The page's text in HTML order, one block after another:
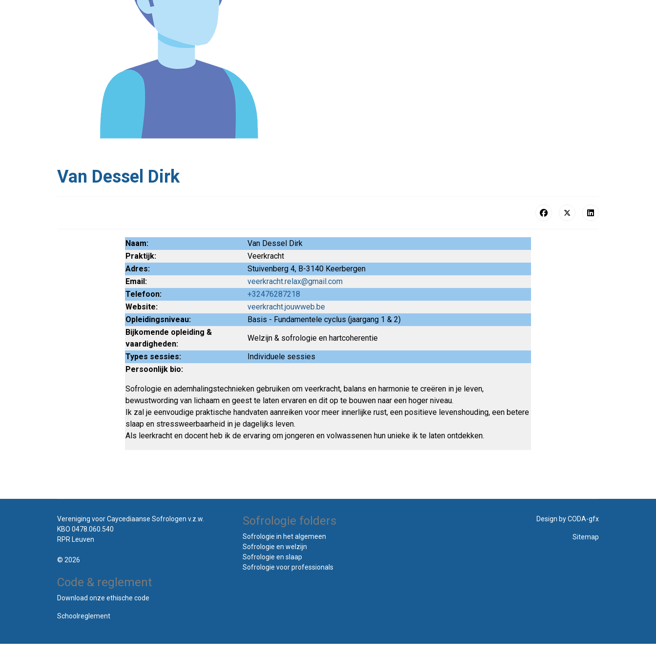
Van Dessel Dirk
Naam:
Van Dessel Dirk
Praktijk:
Veerkracht
Adres:
Stuivenberg 4, B-3140 Keerbergen
Email:
veerkracht.relax@gmail.com
Telefoon:
+32476287218
Website:
veerkracht.jouwweb.be
Opleidingsniveau:
Basis - Fundamentele cyclus (jaargang 1 & 2)
Bijkomende opleiding &
vaardigheden:
Welzijn & sofrologie en hartcoherentie
Types sessies:
Individuele sessies
Persoonlijk bio:
Sofrologie en ademhalingstechnieken gebruiken om veerkracht, balans en harmonie te creëren in je leven,
bewustwording van lichaam en geest te laten ervaren en dit op te bouwen naar een hoger niveau.
Ik zal je eenvoudige praktische handvaten aanreiken voor meer innerlijke rust, een positieve levenshouding, een betere
slaap en stressweerbaarheid in je dagelijks leven.
Als leerkracht en docent heb ik de ervaring om jongeren en volwassenen hun unieke ik te laten ontdekken.
Vereniging voor Caycediaanse Sofrologen v.z.w.
KBO 0478.060.540
RPR Leuven
© 2026
Code & reglement
Download onze ethische code
Schoolreglement
Sofrologie folders
Sofrologie in het algemeen
Sofrologie en welzijn
Sofrologie en slaap
Sofrologie voor professionals
Design byCODA-gfx
Sitemap